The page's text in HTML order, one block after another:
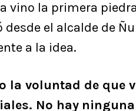
vino la primera
desde el alcalde de
a la idea.
la voluntad de que
No hay